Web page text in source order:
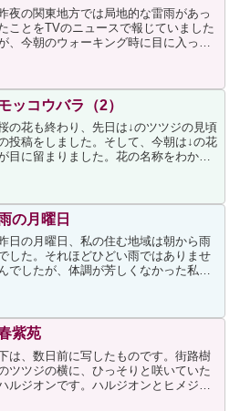
夜の関東地方では局地的な雷雨があっ
ことをTVのニュースで報じていました
、今朝のウォーキング時に目に入った
、この6月、我が家は大きな試練を迎え
ます。今は来週から始...
ッコウバラ（2）
の花も終わり、先日は↓のツツジの見頃
投稿をしました。そして、今朝は↓の花
目に留まりました。花の名称をわから
名称を調べる際、初めてGoogle画像検
を利用してみ...
の月曜日
日の月曜日、私の住む地域は朝から雨
した。それほどひどい雨ではありませ
でしたが、体調が芳しくなかった私
グに出て、雨に濡れたアジサイを目指
、一番先に目に入った↓を...
紫苑
は、数日前に写したものです。街路樹
ツツジの横に、ひっそりと咲いていた
ルジオンです。ハルジオンとヒメジオ